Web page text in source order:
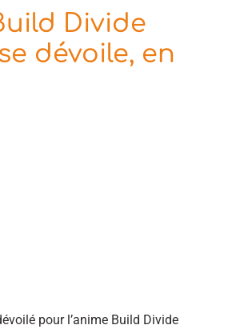
Divide
dévoile, en
pour l’anime Build Divide